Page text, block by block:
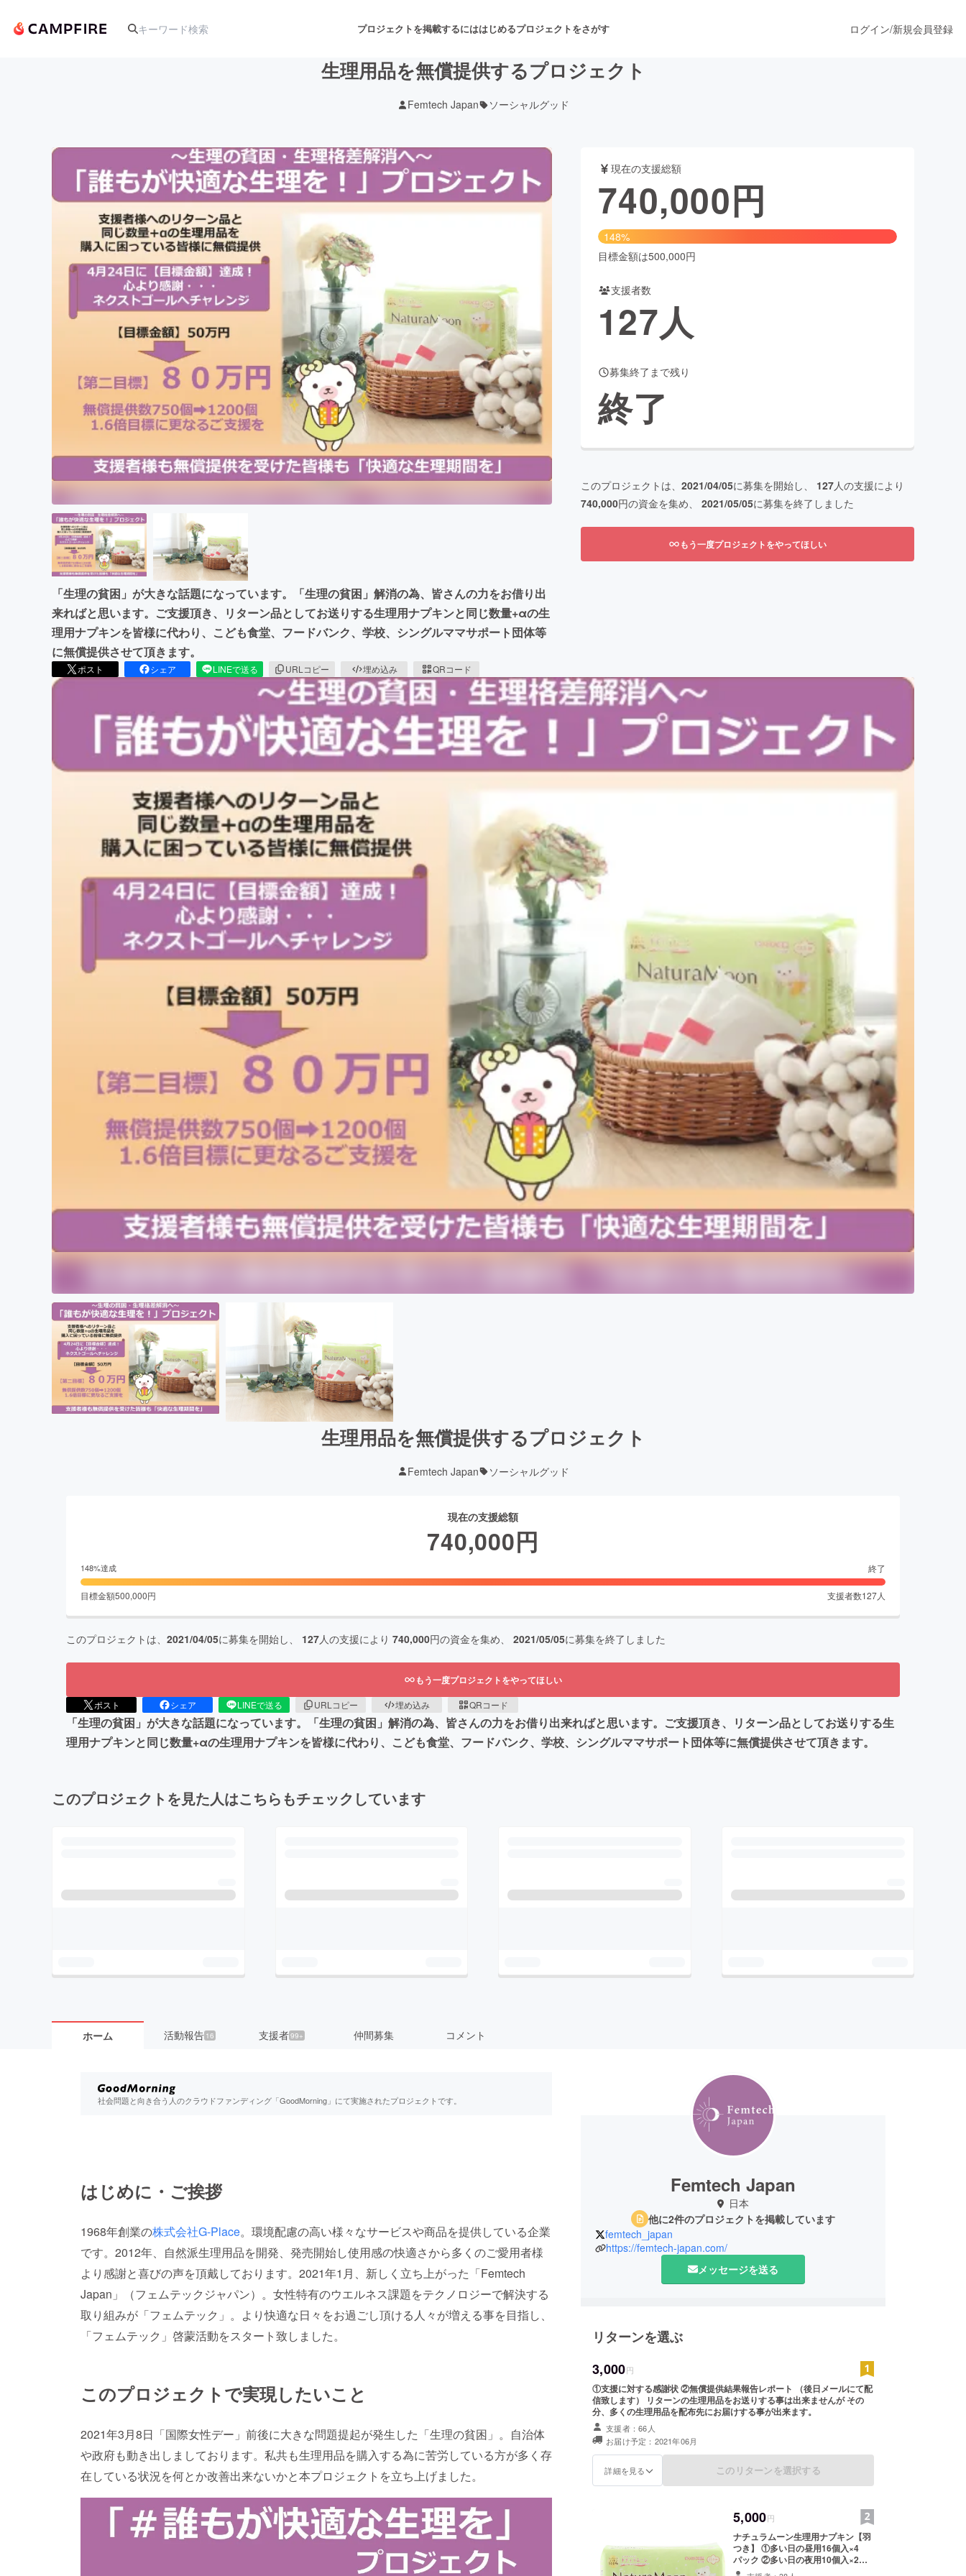
プロジェクトを掲載するにははじめるプロジェクトをさがす
アート・写真 音楽 舞台・パフォーマンス
テクノロジー・ガジェット ゲーム・サービス開発 フード・飲食店 ファッション
映像・映画 書籍・雑誌出版
ビジネス・起業 チャレンジ ビューティー・ヘルスケア
まちづくり・地域活性化
CAMPFIRE for Social GoodCAMPFIRE Creation
CAMPFIREふるさと納税machi-yaコミュニティ
ログイン/新規会員登録
生理用品を無償提供するプロジェクト
Femtech Japan ソーシャルグッド
「生理の貧困」が大きな話題になっています。「生理の貧困」解消の為、皆さんの力をお借り出
来ればと思います。ご支援頂き、リターン品としてお送りする生理用ナプキンと同じ数量+αの生
理用ナプキンを皆様に代わり、こども食堂、フードバンク、学校、シングルママサポート団体等
に無償提供させて頂きます。
ポスト シェア LINEで送る URLコピー 埋め込み QRコード
現在の支援総額
740,000円
148%
目標金額は500,000円
支援者数
127人
募集終了まで残り
終了
このプロジェクトは、 2021/04/05に募集を開始し、 127人の支援により
740,000円の資金を集め、 2021/05/05に募集を終了しました
もう一度プロジェクトをやってほしい
生理用品を無償提供するプロジェクト
Femtech Japan ソーシャルグッド
現在の支援総額
740,000円
148%達成 終了
目標金額500,000円 支援者数127人
このプロジェクトは、 2021/04/05に募集を開始し、 127人の支援により 740,000円の資金を集め、 2021/05/05に募集を終了しました
もう一度プロジェクトをやってほしい
ポスト シェア LINEで送る URLコピー 埋め込み QRコード
「生理の貧困」が大きな話題になっています。「生理の貧困」解消の為、皆さんの力をお借り出来ればと思います。ご支援頂き、リターン品としてお送りする生
理用ナプキンと同じ数量+αの生理用ナプキンを皆様に代わり、こども食堂、フードバンク、学校、シングルママサポート団体等に無償提供させて頂きます。
このプロジェクトを見た人はこちらもチェックしています
ホーム 活動報告 16 支援者99+ 仲間募集 コメント
社会問題と向き合う人のクラウドファンディング「GoodMorning」にて実施されたプロジェクトです。
はじめに・ご挨拶
1968年創業の株式会社G-Place。環境配慮の高い様々なサービスや商品を提供している企業
です。2012年、自然派生理用品を開発、発売開始し使用感の快適さから多くのご愛用者様
より感謝と喜びの声を頂戴しております。2021年1月、新しく立ち上がった「Femtech
Japan」（フェムテックジャパン）。女性特有のウエルネス課題をテクノロジーで解決する
取り組みが「フェムテック」。より快適な日々をお過ごし頂ける人々が増える事を目指し、
「フェムテック」啓蒙活動をスタート致しました。
このプロジェクトで実現したいこと
2021年3月8日「国際女性デー」前後に大きな問題提起が発生した「生理の貧困」。自治体
や政府も動き出しましております。私共も生理用品を購入する為に苦労している方が多く存
在している状況を何とか改善出来ないかと本プロジェクトを立ち上げました。
Femtech Japan
日本
他に2件のプロジェクトを掲載しています
femtech_japan
https://femtech-japan.com/
メッセージを送る
リターンを選ぶ
3,000円
①支援に対する感謝状 ②無償提供結果報告レポート （後日メールにて配
信致します） リターンの生理用品をお送りする事は出来ませんが その
分、多くの生理用品を配布先にお届けする事が出来ます。
支援者：66人
お届け予定：2021年06月
詳細を見る このリターンを選択する
5,000円
ナチュラムーン生理用ナプキン【羽
つき】 ①多い日の昼用16個入×4
パック ②多い日の夜用10個入×2
パック ③支援に対する感謝状 ④無